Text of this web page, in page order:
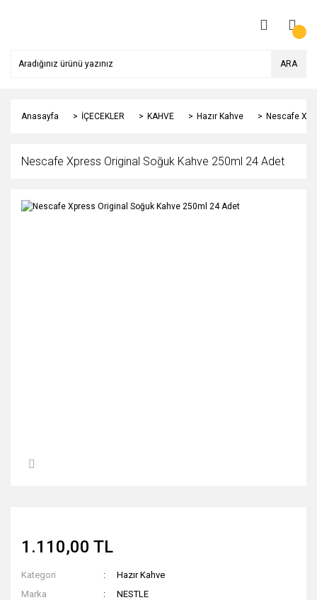
ARA
Anasayfa İÇECEKLER KAHVE Hazır Kahve Nescafe
Nescafe Xpress Original Soğuk Kahve 250ml 24 Adet
1.110,00 TL
Kategori
Hazır Kahve
Marka
NESTLE